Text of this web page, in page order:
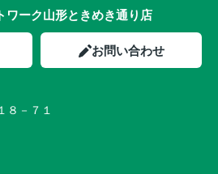
ワーク山形ときめき通り店
お問い合わせ
８－７１